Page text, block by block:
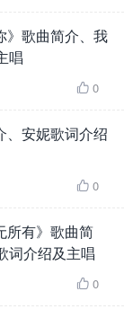
》歌曲简介、我
唱
 0
、安妮歌词介绍
 0
所有》歌曲简
词介绍及主唱
 0